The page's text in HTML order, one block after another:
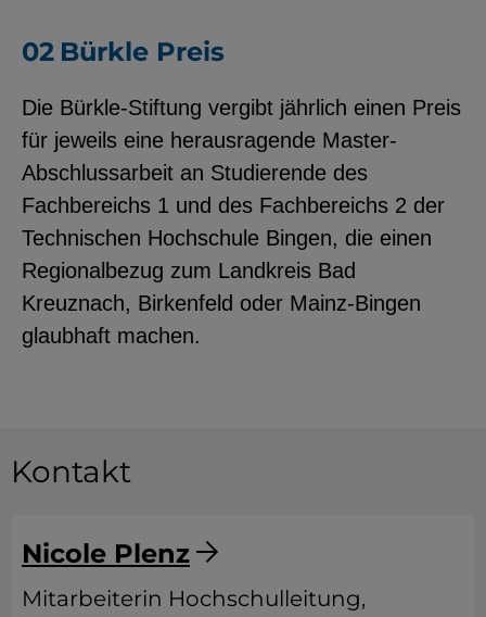
Bürkle Preis
Die Bürkle-Stiftung vergibt jährlich einen Preis
für jeweils eine herausragende Master-
Abschlussarbeit an Studierende des
Fachbereichs 1 und des Fachbereichs 2 der
Technischen Hochschule Bingen, die einen
Regionalbezug zum Landkreis Bad
Kreuznach, Birkenfeld oder Mainz-Bingen
glaubhaft machen.
Kontakt
Nicole Plenz
Mitarbeiterin Hochschulleitung,